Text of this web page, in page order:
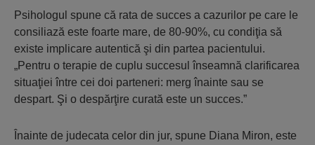
Psihologul spune că rata de succes a cazurilor pe care le
consiliază este foarte mare, de 80-90%, cu condiţia să
existe implicare autentică şi din partea pacientului.
„Pentru o terapie de cuplu succesul înseamnă clarificarea
situaţiei între cei doi parteneri: merg înainte sau se
despart. Şi o despărţire curată este un succes.”
Înainte de judecata celor din jur, spune Diana Miron, este